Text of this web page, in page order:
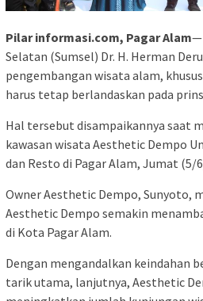
Pilar informasi.com, Pagar Alam—
Selatan (Sumsel) Dr. H. Herman
pengembangan wisata alam,
harus tetap berlandaskan pada
Hal tersebut disampaikannya saat
kawasan wisata Aesthetic Dempo
dan Resto di Pagar Alam, Jumat (5/
Owner Aesthetic Dempo, Sunyoto,
Aesthetic Dempo semakin
di Kota Pagar Alam.
Dengan mengandalkan keindahan
tarik utama, lanjutnya, Aesthetic